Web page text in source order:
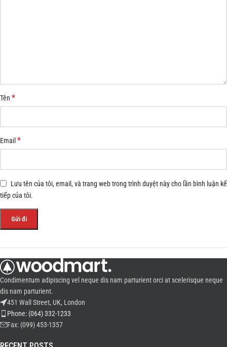
Tên *
Email*
Lưu tên của tôi, email, và trang web trong trình duyệt này cho lần bình luận kế
tiếp của tôi.
Condimentum adipiscing vel neque dis nam parturient orci at scelerisque neque
dis nam parturient.
451 Wall Street, UK, London
Phone: (064) 332-1233
Fax: (099) 453-1357